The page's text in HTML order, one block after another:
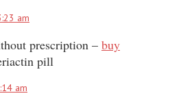
am
prescription – buy
pill
am